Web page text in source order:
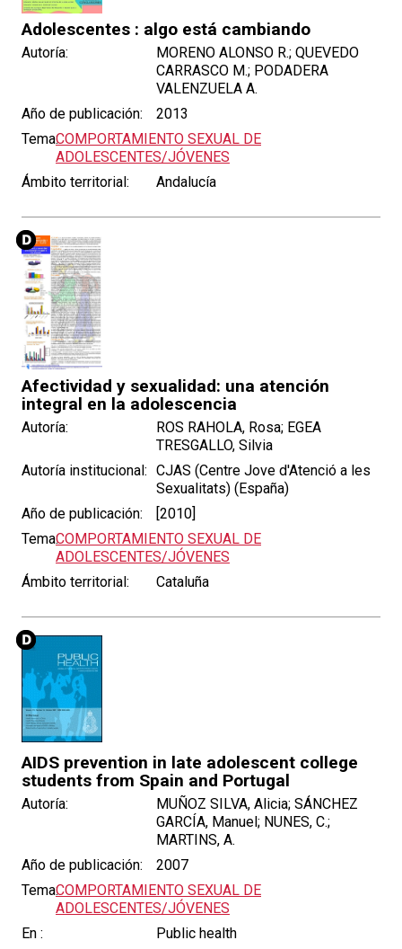
Adolescentes : algo está cambiando
Autoría:
MORENO ALONSO R.; QUEVEDO
CARRASCO M.; PODADERA
VALENZUELA A.
Año de publicación:
2013
Tema:COMPORTAMIENTO SEXUAL DE
ADOLESCENTES/JÓVENES
Ámbito territorial:
Andalucía
Afectividad y sexualidad: una atención
integral en la adolescencia
Autoría:
ROS RAHOLA, Rosa; EGEA
TRESGALLO, Silvia
Autoría institucional: CJAS (Centre Jove d'Atenció a les
Sexualitats) (España)
Año de publicación:
[2010]
Tema:COMPORTAMIENTO SEXUAL DE
ADOLESCENTES/JÓVENES
Ámbito territorial:
Cataluña
AIDS prevention in late adolescent college
students from Spain and Portugal
Autoría:
MUÑOZ SILVA, Alicia; SÁNCHEZ
GARCÍA, Manuel; NUNES, C.;
MARTINS, A.
Año de publicación:
2007
Tema:COMPORTAMIENTO SEXUAL DE
ADOLESCENTES/JÓVENES
En :
Public health